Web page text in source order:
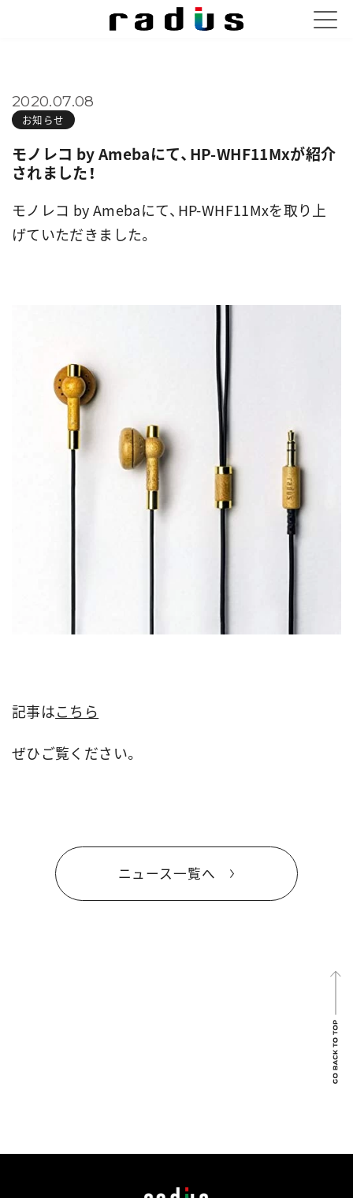
お知らせ
2020.07.08
モノレコ by Amebaにて、HP-WHF11Mxが紹介
されました！
モノレコ by Amebaにて、HP-WHF11Mxを取り上
げていただきました。
記事はこちら
ぜひご覧ください。
ニュース一覧へ